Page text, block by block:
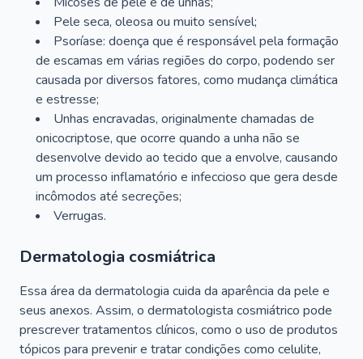
Pele seca, oleosa ou muito sensível;
Psoríase: doença que é responsável pela formação
de escamas em várias regiões do corpo, podendo ser
causada por diversos fatores, como mudança climática
e estresse;
Unhas encravadas, originalmente chamadas de
onicocriptose, que ocorre quando a unha não se
desenvolve devido ao tecido que a envolve, causando
um processo inflamatório e infeccioso que gera desde
incômodos até secreções;
Verrugas.
Dermatologia cosmiátrica
Essa área da dermatologia cuida da aparência da pele e
seus anexos. Assim, o dermatologista cosmiátrico pode
prescrever tratamentos clínicos, como o uso de produtos
tópicos para prevenir e tratar condições como celulite,